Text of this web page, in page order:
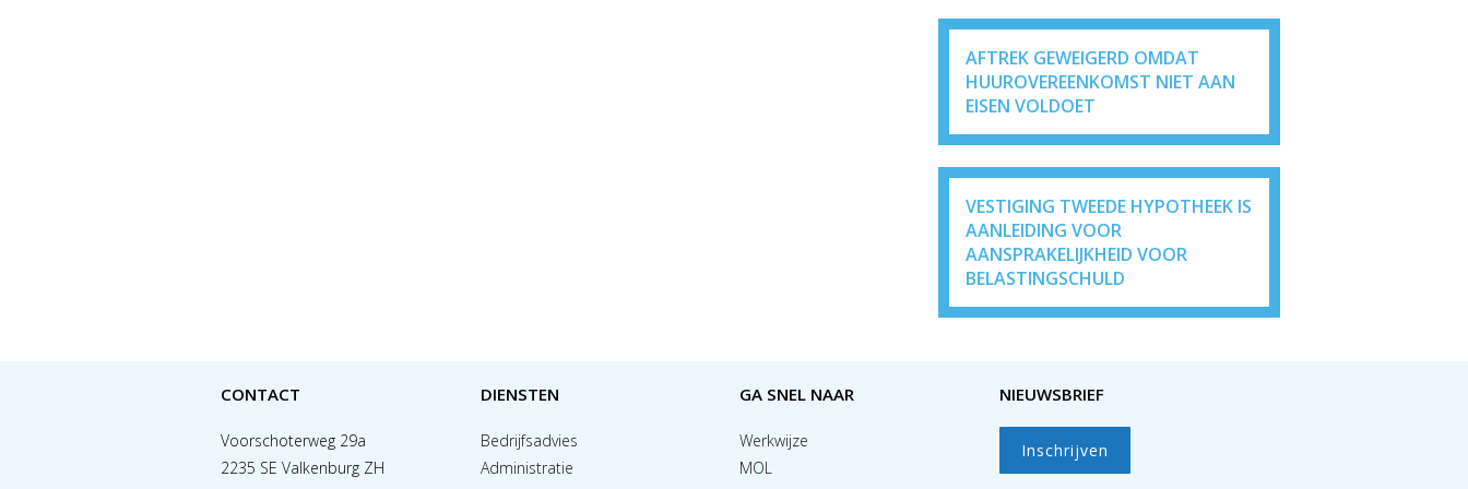
AFTREK GEWEIGERD OMDAT
HUUROVEREENKOMST NIET AAN
EISEN VOLDOET
VESTIGING TWEEDE HYPOTHEEK IS
AANLEIDING VOOR
AANSPRAKELIJKHEID VOOR
BELASTINGSCHULD
CONTACT
Voorschoterweg 29a
2235 SE Valkenburg ZH
DIENSTEN
Bedrijfsadvies
Administratie
GA SNEL NAAR
Werkwijze
MOL
NIEUWSBRIEF
Inschrijven